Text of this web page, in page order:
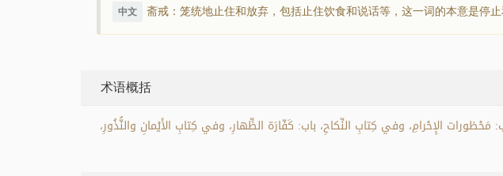
中文 斋戒：笼统地止住和放弃，包括止住饮食和说话等，这一词的本意是停止
术语概括
الإِحْرامِ، وفي كِتابِ النِّكاحِ، باب: كَفّارَة الظِّهارِ، وفي كِتابِ الأَيْمانِ والنُّذُورِ،